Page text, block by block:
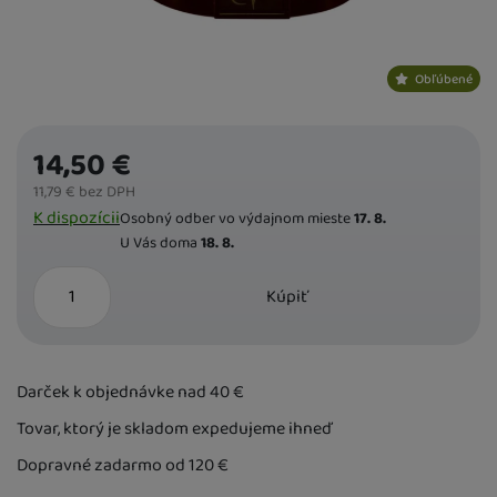
Dostupnost
K dispozíciiOsobný odber vo výdajnom mieste17. 8.
U Vás doma18. 8.
14,50€
11,79€ bez DPH
Kúpiť
Darček k objednávke nad 40€
Tovar, ktorý je skladom expedujeme ihneď
Dopravné zadarmo od 120€
Obľúbené